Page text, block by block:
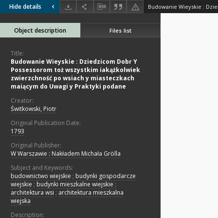
Hide details
Object description Files list
Title:
Budowanie Wieyskie : Dziedzicom Dobr Y
Possessorom toż wszystkim iakążkolwiek
zwierzchność po wsiach y miasteczkach
maiącym do Uwagi y Praktyki podane
Creator:
Świtkowski, Piotr
Original Publication Date:
1793
Original Publisher:
W Warszawie : Nakładem Michała Grölla
Subject and Keywords:
budownictwo wiejskie ; budynki gospodarcze
wiejskie ; budynki mieszkalne wiejskie ;
architektura wsi ; architektura mieszkalna
wiejska
Description: